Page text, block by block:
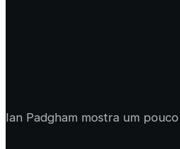
Ian Padgham mostra um